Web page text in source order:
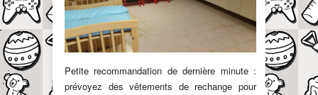
Petite recommandation de dernière minute :
prévoyez des vêtements de rechange pour